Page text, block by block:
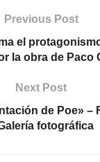
Previous Post
el
la obra de Paco
Next Post
de Poe» –
fotográfica